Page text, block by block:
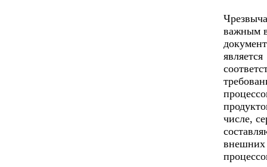
важным
является
числе,
внешних